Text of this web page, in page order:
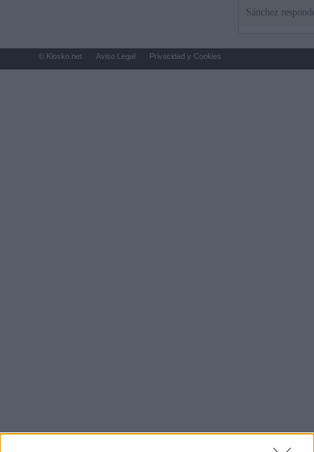
Sánchez
© Kiosko.net Aviso Legal Privacidad y Cookies